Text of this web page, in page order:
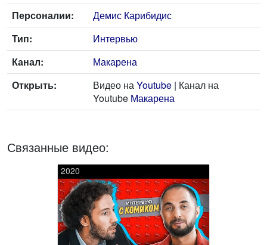
Персоналии:
Демис Карибидис
Тип:
Интервью
Канал:
Макарена
Открыть:
Видео наYoutube | Канал на
Youtube Макарена
Связанные видео:
2020